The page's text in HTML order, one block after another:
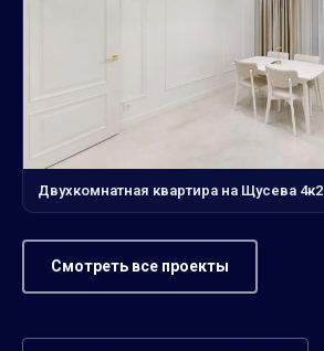
Двухкомнатная квартира на Щусева 4к2
Смотреть все проекты